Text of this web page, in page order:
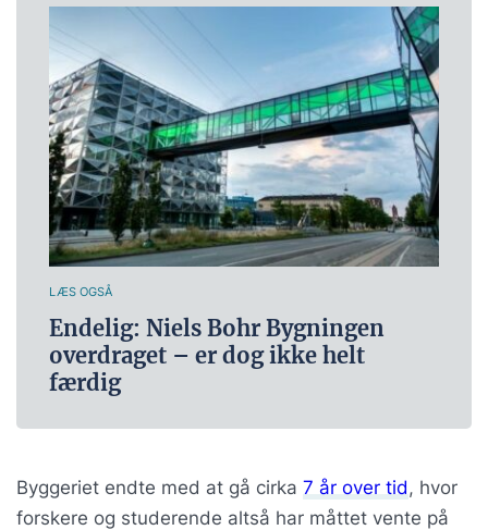
LÆS OGSÅ
Endelig: Niels Bohr Bygningen
overdraget – er dog ikke helt
færdig
Byggeriet endte med at gå cirka 7 år over tid , hvor
forskere og studerende altså har måttet vente på